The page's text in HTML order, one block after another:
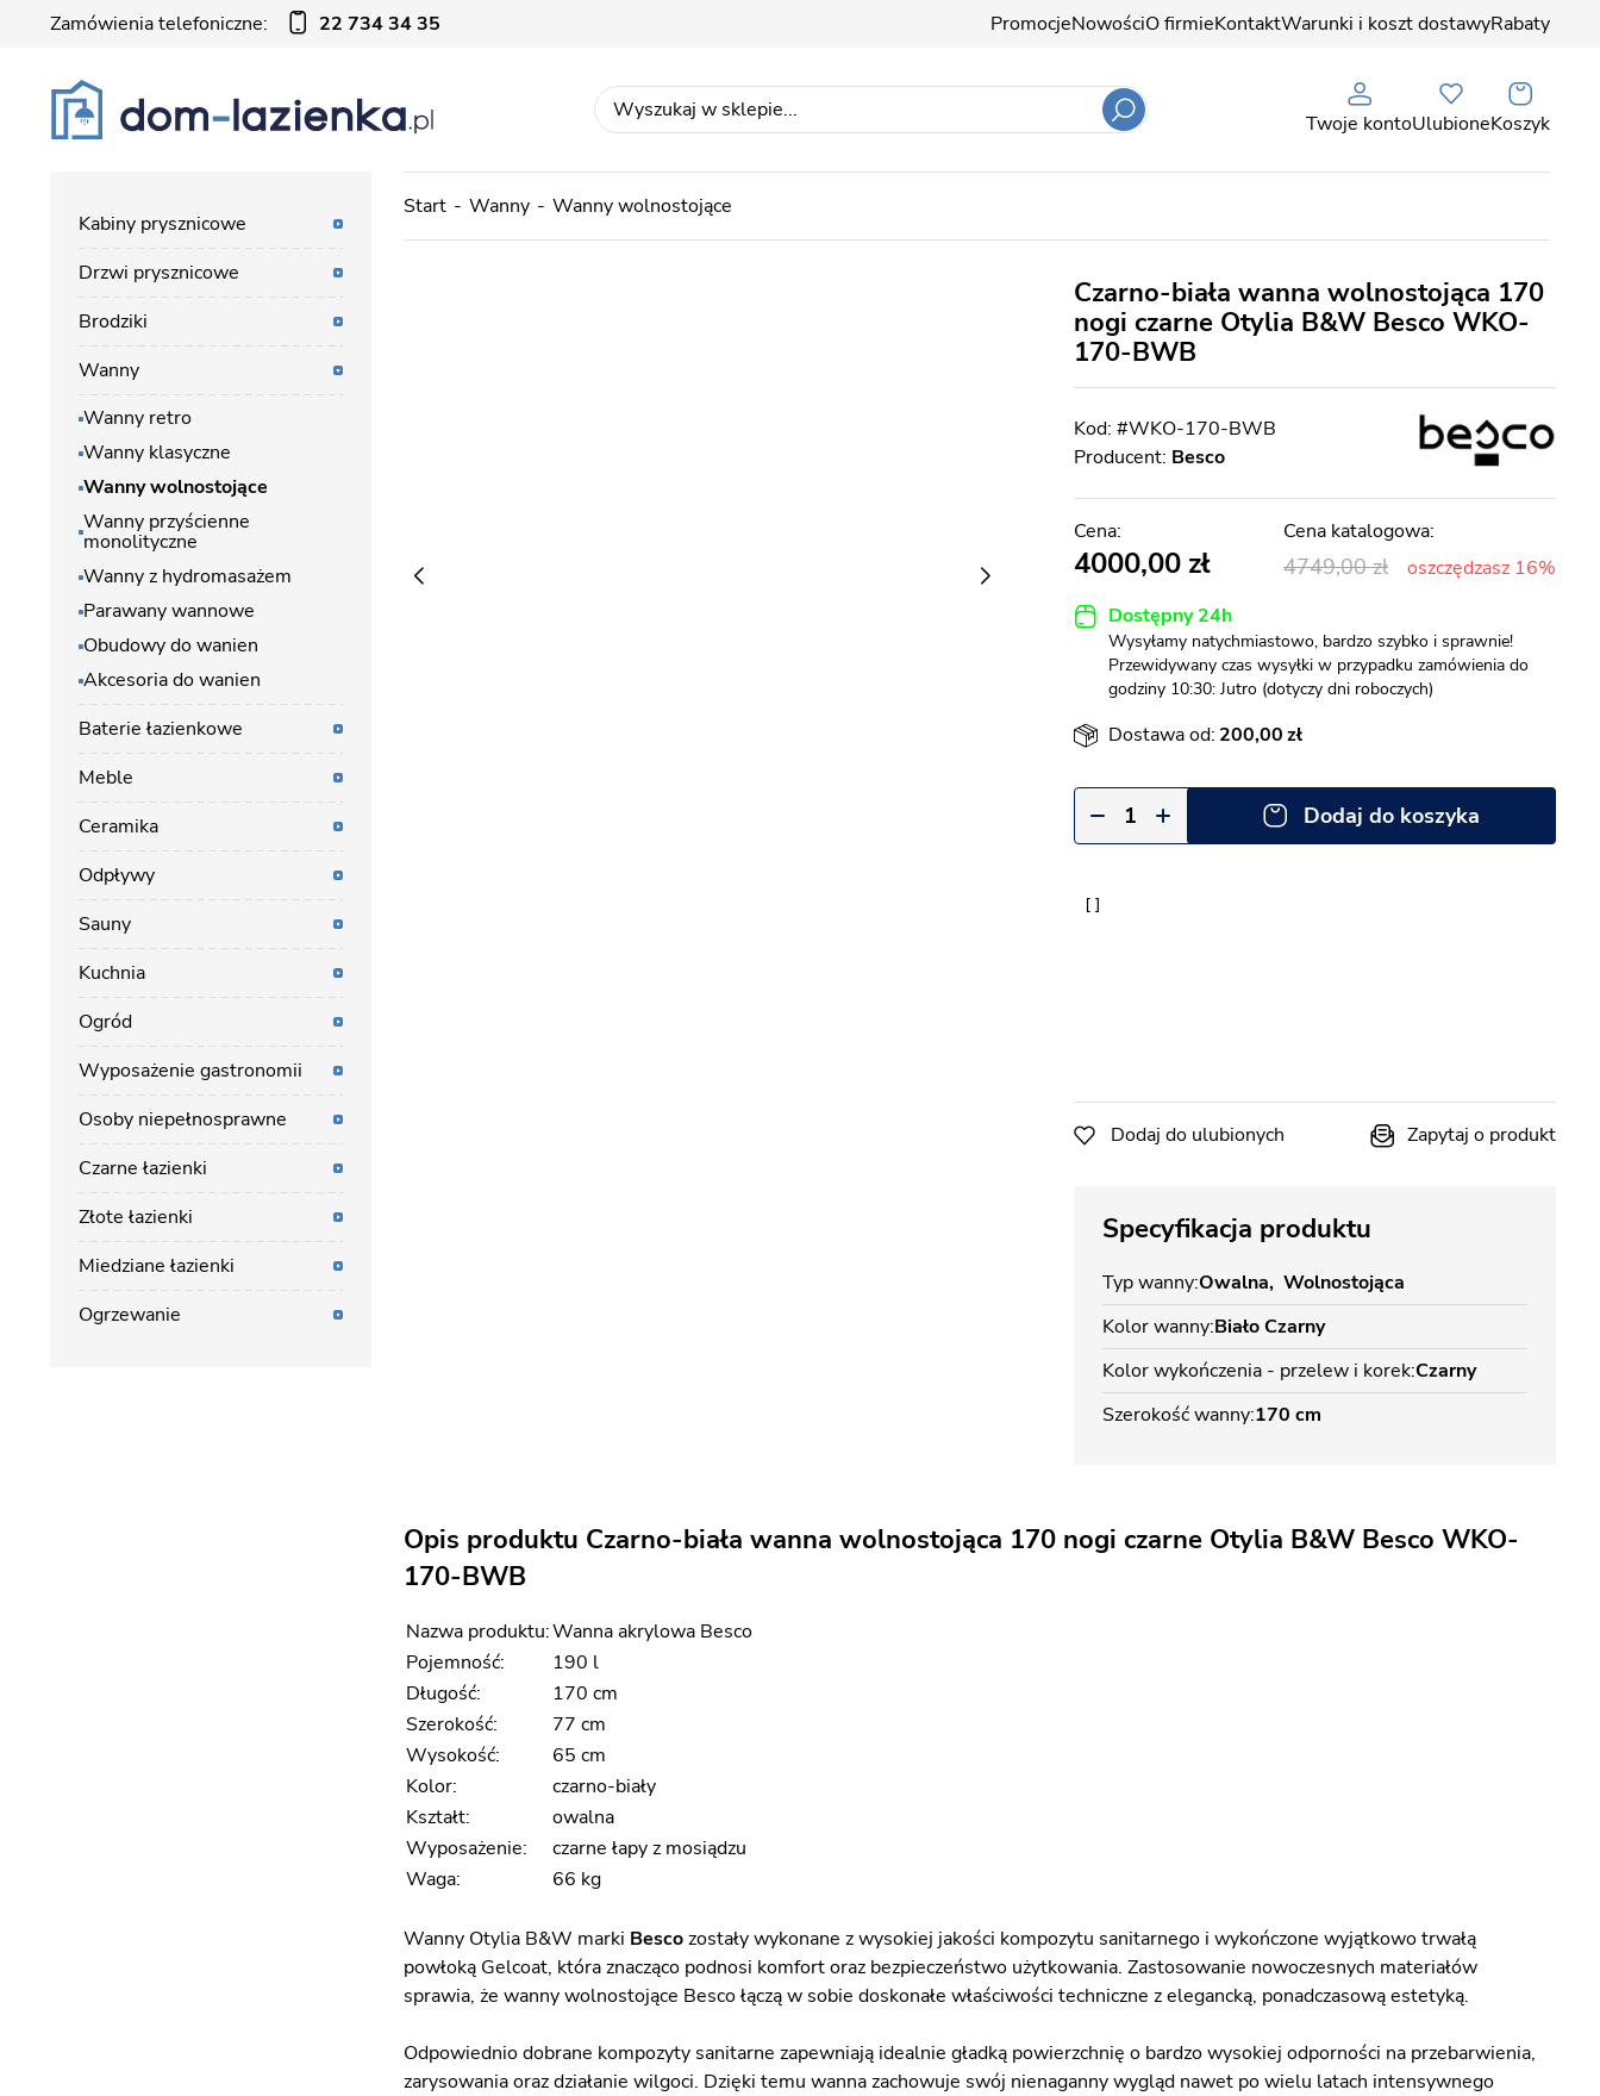
Zamówienia telefoniczne: 22 734 34 35 PromocjeNowościO firmieKontaktWarunki i koszt dostawyRabaty
Twoje kontoUlubioneKoszyk
Start Wanny Wanny wolnostojące
Czarno-biała wanna wolnostojąca 170
nogi czarne Otylia B&W Besco WKO-
170-BWB
#WKO-170-BWB
Producent: Besco
4000,00 4749,00
oszczędzasz 16%
Dostępny 24h
Wysyłamy natychmiastowo, bardzo szybko i sprawnie!
Przewidywany czas wysyłki w przypadku zamówienia do
godziny 10:30: Jutro (dotyczy dni roboczych)
Dostawa od: 200,00
Dodaj do koszyka
Dodaj do ulubionych Zapytaj o produkt
Specyfikacja produktu
Typ wannyOwalna Wolnostojąca
Kolor wanny Biało Czarny
Kolor wykończenia - przelew i korekCzarny
Szerokość wanny 170 cm
Opis produktu Czarno-biała wanna wolnostojąca 170 nogi czarne Otylia B&W Besco WKO-
170-BWB
Nazwa produktu:Wanna akrylowa Besco
Pojemność:
190 l
Długość:
170 cm
Szerokość:
77 cm
Wysokość:
65 cm
Kolor:
czarno-biały
Kształt:
owalna
Wyposażenie:
czarne łapy z mosiądzu
Waga:
66 kg
Wanny Otylia B&W marki Bescozostały wykonane z wysokiej jakości kompozytu sanitarnego i wykończone wyjątkowo trwałą
powłoką Gelcoat, która znacząco podnosi komfort oraz bezpieczeństwo użytkowania. Zastosowanie nowoczesnych materiałów
sprawia, że wanny wolnostojące Besco łączą w sobie doskonałe właściwości techniczne z elegancką, ponadczasową estetyką.
Odpowiednio dobrane kompozyty sanitarne zapewniają idealnie gładką powierzchnię o bardzo wysokiej odporności na przebarwienia,
zarysowania oraz działanie wilgoci. Dzięki temu wanna zachowuje swój nienaganny wygląd nawet po wielu latach intensywnego
Kabiny prysznicowe
Drzwi prysznicowe
Brodziki
Wanny
Wanny retro
Wanny klasyczne
Wanny wolnostojące
Wanny przyścienne
monolityczne
Wanny z hydromasażem
Parawany wannowe
Obudowy do wanien
Akcesoria do wanien
Baterie łazienkowe
Meble
Ceramika
Odpływy
Sauny
Kuchnia
Ogród
Wyposażenie gastronomii
Osoby niepełnosprawne
Czarne łazienki
Złote łazienki
Miedziane łazienki
Ogrzewanie